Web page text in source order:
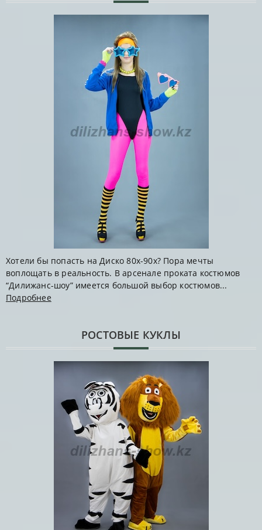
Хотели бы попасть на Диско 80х-90х? Пора мечты
воплощать в реальность. В арсенале проката костюмов
“Дилижанс-шоу” имеется большой выбор костюмов...
Подробнее
РОСТОВЫЕ КУКЛЫ